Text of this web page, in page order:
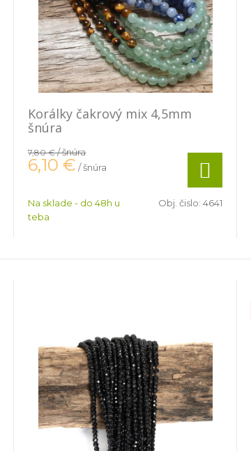
Korálky čakrový mix 4,5mm
šnúra
7,80 €/ šnúra
6,10 € / šnúra
Na sklade - do 48h u
teba
Obj. čislo: 4641